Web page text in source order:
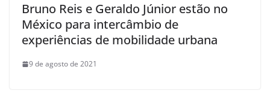
Bruno Reis e Geraldo Júnior estão no
México para intercâmbio de
experiências de mobilidade urbana
9 de agosto de 2021